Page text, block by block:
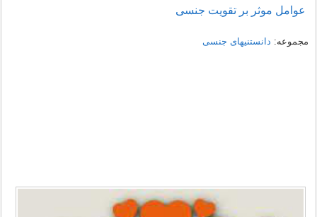
عوامل موثر بر تقویت جنسی
مجموعه: دانستنیهای جنسی